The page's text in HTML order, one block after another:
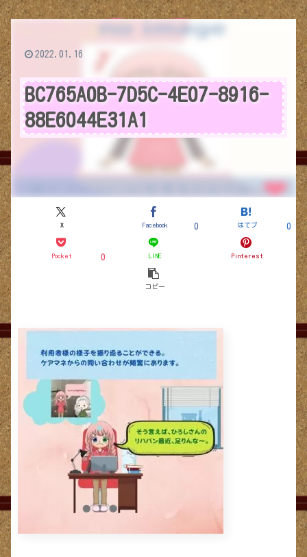
BC765A0B-7D5C-4E07-8916-
88E6044E31A1
X Facebook 0 はてブ 0
Pocket 0 LINE Pinterest
コピー
2022.01.16